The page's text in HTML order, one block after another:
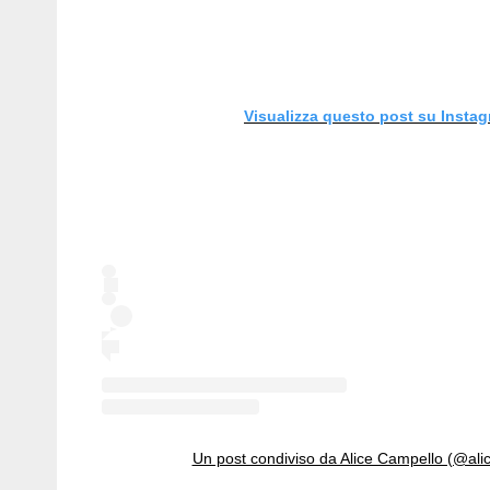
Visualizza questo post su
Un post condiviso da Alice Campello